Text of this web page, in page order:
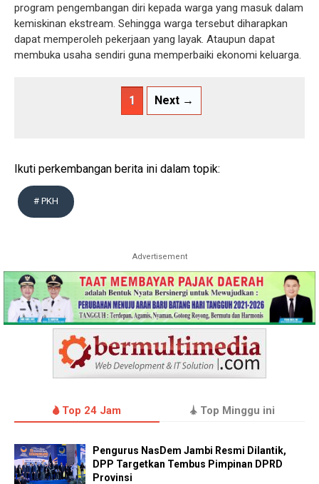
program pengembangan diri kepada warga yang masuk dalam
kemiskinan ekstream. Sehingga warga tersebut diharapkan
dapat memperoleh pekerjaan yang layak. Ataupun dapat
membuka usaha sendiri guna memperbaiki ekonomi keluarga.
1 Next →
Ikuti perkembangan berita ini dalam topik:
# PKH
Advertisement
Top 24 Jam Top Minggu ini
Pengurus NasDem Jambi Resmi Dilantik,
DPP Targetkan Tembus Pimpinan DPRD
Provinsi